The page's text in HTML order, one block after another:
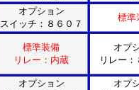
オプション
スイッチ：８６０７
標準
標準装備
リレー：内蔵
オプ
リレー
オプション
オプ